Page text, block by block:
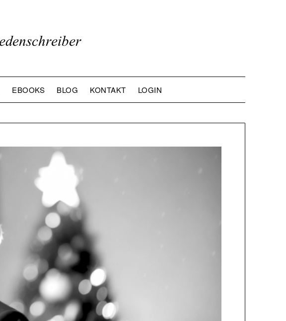
EBOOKS BLOG KONTAKT LOGIN